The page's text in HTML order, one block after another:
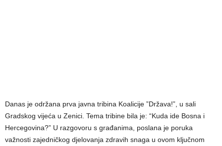
Danas je održana prva javna tribina Koalicije ”Država!”, u sali
Gradskog vijeća u Zenici. Tema tribine bila je: “Kuda ide Bosna i
Hercegovina?” U razgovoru s građanima, poslana je poruka
važnosti zajedničkog djelovanja zdravih snaga u ovom ključnom